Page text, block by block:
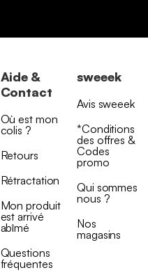
Aide &
Contact
Où est mon
colis ?
Retours
Rétractation
Mon produit
est arrivé
abîmé
Questions
fréquentes
sweeek
Avis sweeek
*Conditions
des offres &
Codes
promo
Qui sommes
nous ?
Nos
magasins